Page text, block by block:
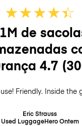
★★★★☆
★
de
4.7
Friendly. Inside the
Eric Strauss
Used LuggageHeroOntem